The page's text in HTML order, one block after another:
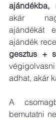
ajándékba,
akár
ajándékát
ajándék
gesztus +
adhat, akár
A
bemutatni